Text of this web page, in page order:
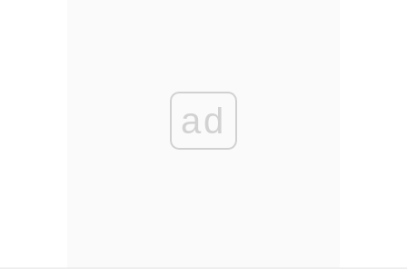
ad